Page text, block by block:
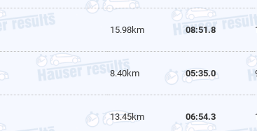
15.98km 08:51.8
8.40km 05:35.0
13.45km 06:54.3